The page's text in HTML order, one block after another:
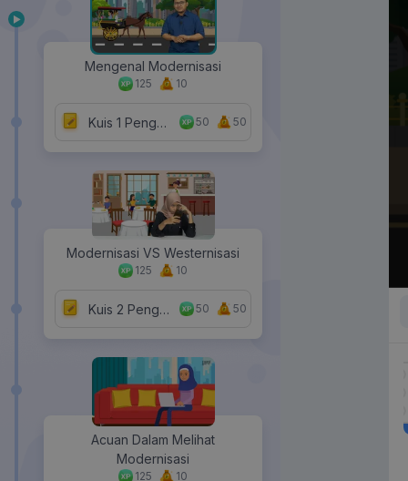
Mengenal Modernisasi
125 10
Kuis 1 Pengertian dan Syarat Terjadinya Modernisasi 50 50
Modernisasi VS Westernisasi
125 10
Kuis 2 Pengertian dan Syarat Terjadinya Modernisasi 50 50
Acuan Dalam Melihat
Modernisasi
125 10